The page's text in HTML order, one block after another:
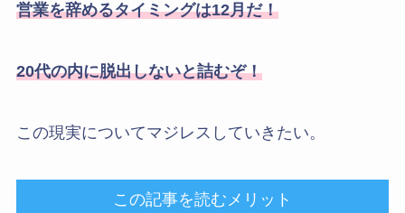
営業を辞めるタイミングは12月だ！
20代の内に脱出しないと詰むぞ！
この現実についてマジレスしていきたい。
この記事を読むメリット